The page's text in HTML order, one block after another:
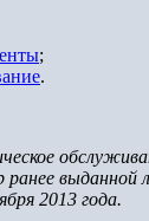
;
.
ранее выданной
2013 года.